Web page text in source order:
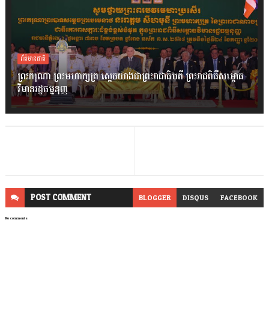
ព័ត៌មានជាតិ
ព្រះករុណា ព្រះមហាក្សត្រ ស្តេចយាងជាព្រះរាជាធិបតី ព្រះរាជពិធីសម្ពោធ
វិមានរដ្ឋធម្មនុញ្ញ
POSTCOMMENT BLOGGER DISQUS FACEBOOK
No comments